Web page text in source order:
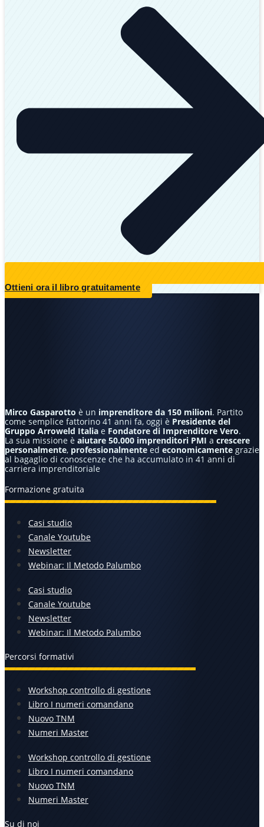
Ottieni ora il libro gratuitamente
Mirco Gasparotto è un imprenditore da 150 milioni. Partito
come semplice fattorino 41 anni fa, oggi è Presidente del
Gruppo Arroweld Italia e Fondatore di Imprenditore Vero.
La sua missione è aiutare 50.000 imprenditori PMI a crescere
personalmente, professionalmente ed economicamente grazie
al bagaglio di conoscenze che ha accumulato in 41 anni di
carriera imprenditoriale
Formazione gratuita
Casi studio
Canale Youtube
Newsletter
Webinar: Il Metodo Palumbo
Casi studio
Canale Youtube
Newsletter
Webinar: Il Metodo Palumbo
Percorsi formativi
Workshop controllo di gestione
Libro I numeri comandano
Nuovo TNM
Numeri Master
Workshop controllo di gestione
Libro I numeri comandano
Nuovo TNM
Numeri Master
Su di noi